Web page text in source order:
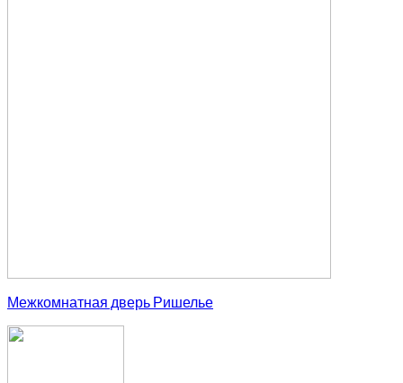
Межкомнатная дверь Ришелье